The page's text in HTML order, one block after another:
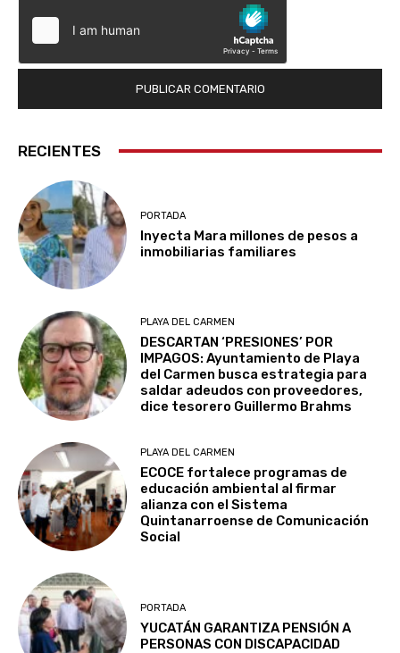
RECIENTES
PORTADA
Inyecta Mara millones de pesos a
inmobiliarias familiares
PLAYA DEL CARMEN
DESCARTAN ‘PRESIONES’ POR
IMPAGOS: Ayuntamiento de Playa
del Carmen busca estrategia para
saldar adeudos con proveedores,
dice tesorero Guillermo Brahms
PLAYA DEL CARMEN
ECOCE fortalece programas de
educación ambiental al firmar
alianza con el Sistema
Quintanarroense de Comunicación
Social
PORTADA
YUCATÁN GARANTIZA PENSIÓN A
PERSONAS CON DISCAPACIDAD